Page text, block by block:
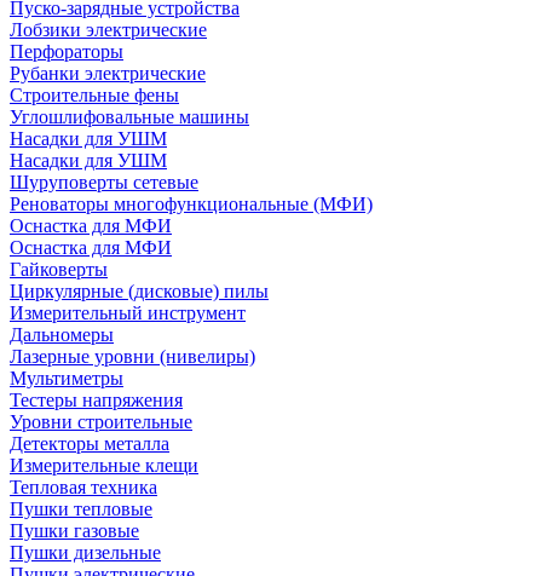
Пуско-зарядные устройства
Лобзики электрические
Перфораторы
Рубанки электрические
Строительные фены
Углошлифовальные машины
Насадки для УШМ
Насадки для УШМ
Шуруповерты сетевые
Реноваторы многофункциональные (МФИ)
Оснастка для МФИ
Оснастка для МФИ
Гайковерты
Циркулярные (дисковые) пилы
Измерительный инструмент
Дальномеры
Лазерные уровни (нивелиры)
Мультиметры
Тестеры напряжения
Уровни строительные
Детекторы металла
Измерительные клещи
Тепловая техника
Пушки тепловые
Пушки газовые
Пушки дизельные